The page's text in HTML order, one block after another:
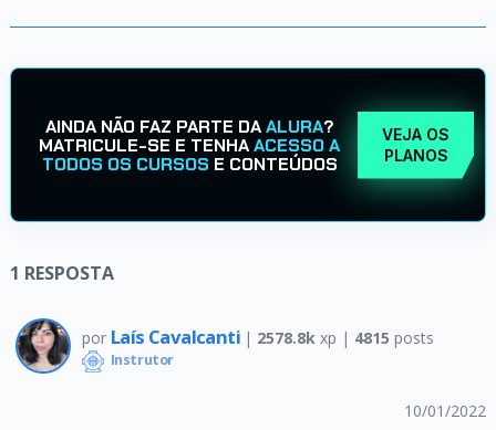
AINDA NÃO FAZ PARTE DAALURA?
MATRICULE-SE E TENHAACESSO A
TODOS OS CURSOS E CONTEÚDOS
VEJA OS
PLANOS
1 RESPOSTA
por Laís Cavalcanti | 2578.8k xp | 4815 posts
Instrutor
10/01/2022